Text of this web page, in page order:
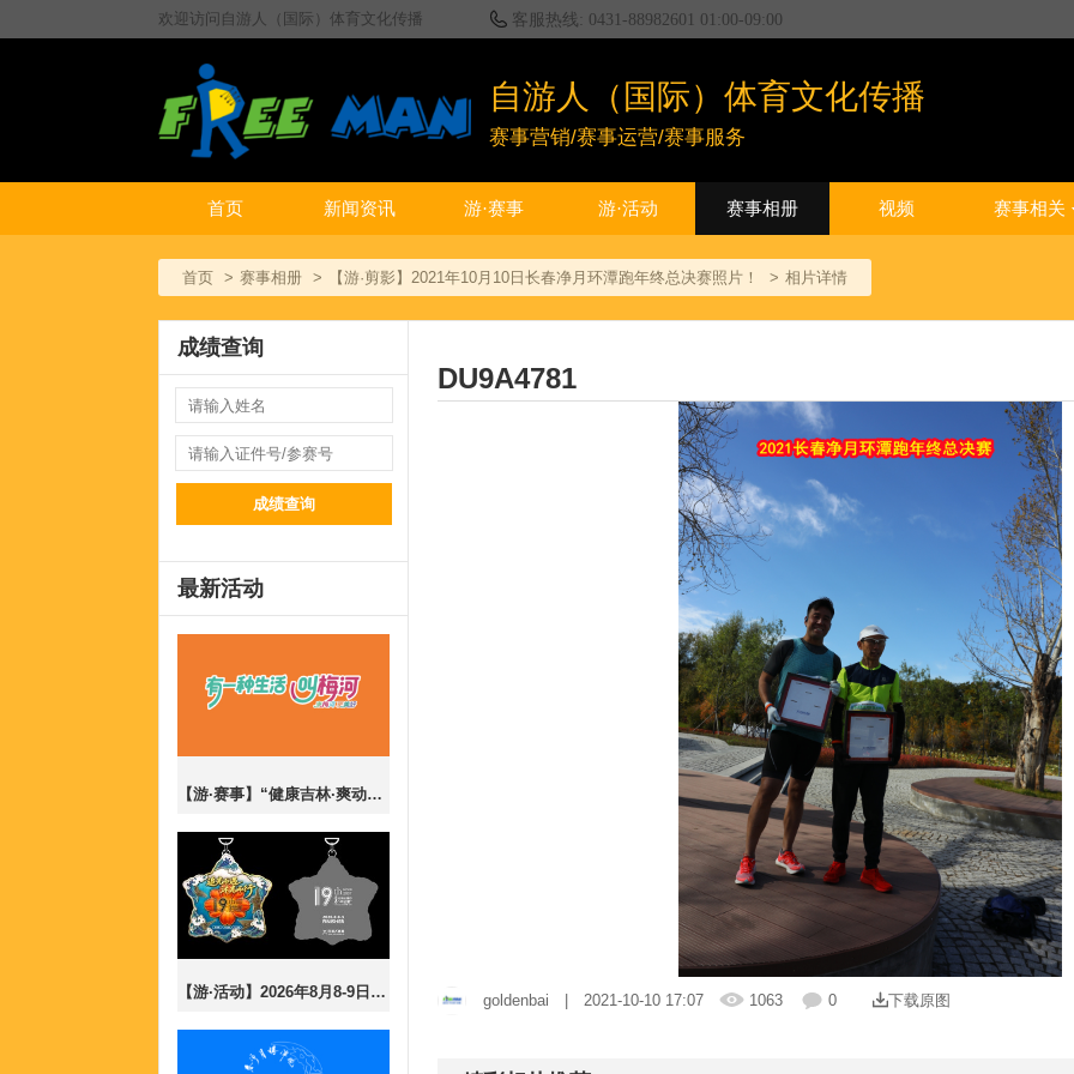
欢迎访问自游人（国际）体育文化传播 客服热线: 0431-88982601 01:00-09:00
自游人（国际）体育文化传播
赛事营销/赛事运营/赛事服务
首页 新闻资讯 游·赛事 游·活动 赛事相册 视频 赛事相关
首页 赛事相册 【游·剪影】2021年10月10日长春净月环潭跑年终总决赛照片！ 相片详情
成绩查询
成绩查询
最新活动
【游·赛事】“健康吉林·爽动盛夏”梅河口市2026全民乐跑嘉年华暨CBS10K公开赛梅河口站！
【游·活动】2026年8月8-9日第19届长春夜行43公里报名开放！
DU9A4781
goldenbai | 2021-10-10 17:07 1063 0 下载原图